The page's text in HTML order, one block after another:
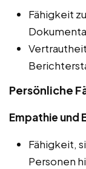
Fähigkeit
Persönliche
Empathie und
Fähigkeit,
Personen